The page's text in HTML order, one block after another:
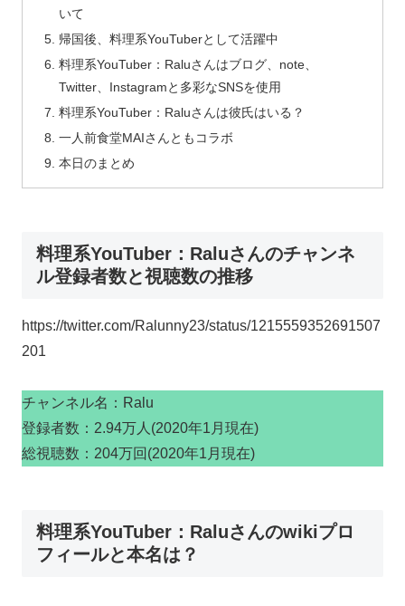
いて
帰国後、料理系YouTuberとして活躍中
料理系YouTuber：Raluさんはブログ、note、
Twitter、Instagramと多彩なSNSを使用
料理系YouTuber：Raluさんは彼氏はいる？
一人前食堂MAIさんともコラボ
本日のまとめ
料理系YouTuber：Raluさんのチャンネ
ル登録者数と視聴数の推移
https://twitter.com/Ralunny23/status/1215559352691507
201
チャンネル名：Ralu
登録者数：2.94万人(2020年1月現在)
総視聴数：204万回(2020年1月現在)
料理系YouTuber：Raluさんのwikiプロ
フィールと本名は？